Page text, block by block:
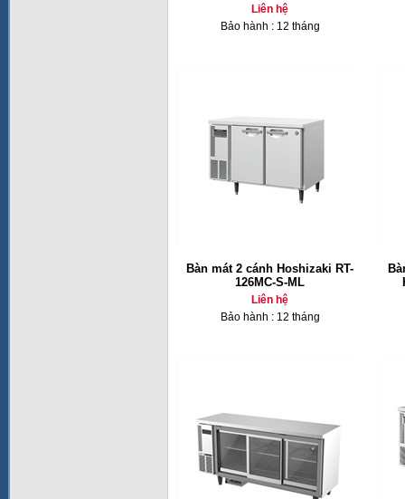
Liên hệ
Bảo hành : 12 tháng
Bàn mát 2 cánh Hoshizaki RT-
126MC-S-ML
Liên hệ
Bảo hành : 12 tháng